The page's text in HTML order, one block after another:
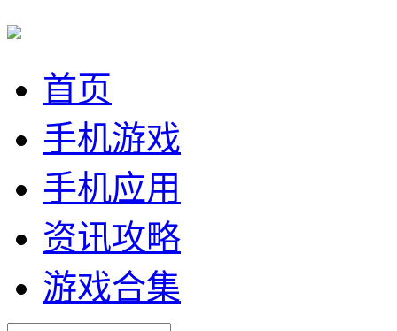
首页
手机游戏
手机应用
资讯攻略
游戏合集